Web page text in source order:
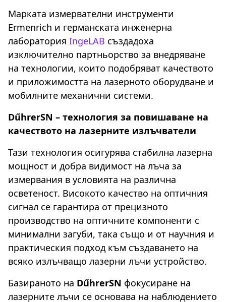
Марката измервателни инструменти
Ermenrich и германската инженерна
лаборатория IngeLAB създадоха
изключително партньорство за внедряване
на технологии, които подобряват качеството
и приложимостта на лазерното оборудване и
мобилните механични системи.
DűhrerSN – технология за повишаване на
качеството на лазерните излъчватели
Тази технология осигурява стабилна лазерна
мощност и добра видимост на лъча за
измервания в условията на различна
осветеност. Високото качество на оптичния
сигнал се гарантира от прецизното
производство на оптичните компоненти с
минимални загуби, така също и от научния и
практическия подход към създаването на
всяко излъчващо лазерни лъчи устройство.
Базираното на DűhrerSN фокусиране на
лазерните лъчи се основава на наблюдението